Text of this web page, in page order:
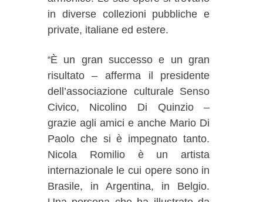
in diverse collezioni pubbliche e
private, italiane ed estere.
“È un gran successo e un gran
risultato – afferma il presidente
dell’associazione culturale Senso
Civico, Nicolino Di Quinzio –
grazie agli amici e anche Mario Di
Paolo che si è impegnato tanto.
Nicola Romilio è un artista
internazionale le cui opere sono in
Brasile, in Argentina, in Belgio.